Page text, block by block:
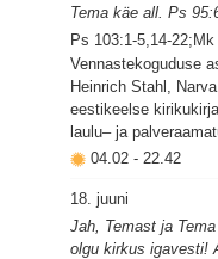
Tema käe all. Ps
Ps 103:1-5,14-
Vennastekoguduse
Heinrich Stahl,
eestikeelse
laulu– ja
04.02- 22.42
18. juuni
Jah, Temast ja
olgu kirkus igavesti!